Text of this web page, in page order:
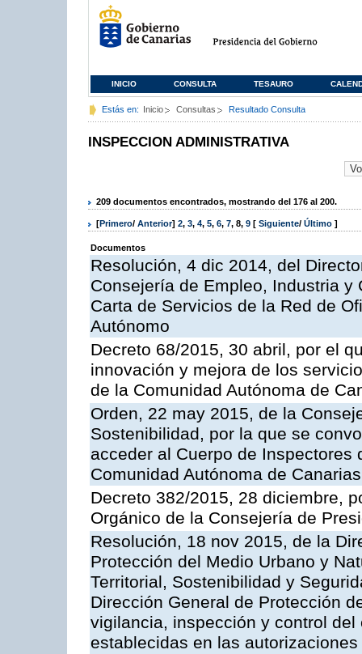
INICIO CONSULTA TESAURO
Estás en: Inicio Consultas Resultado Consulta
INSPECCION ADMINISTRATIVA
209 documentos encontrados, mostrando del 176 al 200.
[Primero/ Anterior] 2, 3, 4, 5, 6, 7, 8, 9 [ Siguiente/ Último ]
Documentos
Resolución, 4 dic 2014, del
Consejería de Empleo, Industria
Carta de Servicios de la Red de
Autónomo
Decreto 68/2015, 30 abril, por el
innovación y mejora de los
de la Comunidad Autónoma de
Orden, 22 may 2015, de la
Sostenibilidad, por la que se
acceder al Cuerpo de
Comunidad Autónoma de Canarias
Decreto 382/2015, 28 diciembre,
Orgánico de la Consejería de
Resolución, 18 nov 2015, de la
Protección del Medio Urbano y
Territorial, Sostenibilidad y
Dirección General de Protección
vigilancia, inspección y control
establecidas en las